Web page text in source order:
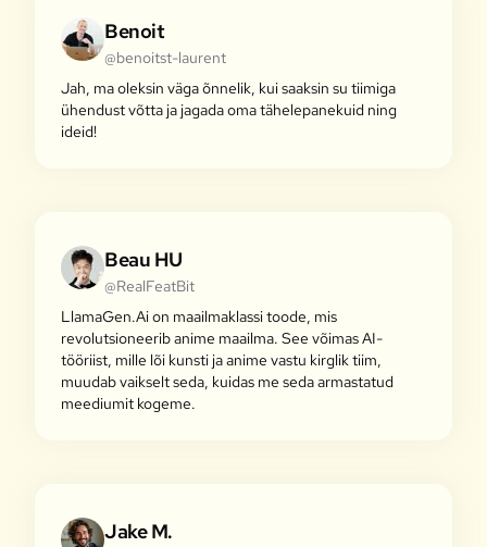
Benoit
@benoitst-laurent
Jah, ma oleksin väga õnnelik, kui saaksin su tiimiga
ühendust võtta ja jagada oma tähelepanekuid ning
ideid!
Beau HU
@RealFeatBit
LlamaGen.Ai on maailmaklassi toode, mis
revolutsioneerib anime maailma. See võimas AI-
tööriist, mille lõi kunsti ja anime vastu kirglik tiim,
muudab vaikselt seda, kuidas me seda armastatud
meediumit kogeme.
Jake M.